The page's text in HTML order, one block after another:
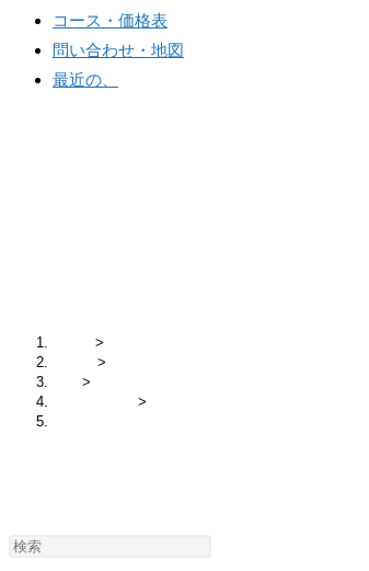
コース・価格表
問い合わせ・地図
最近の、
>
>
>
>